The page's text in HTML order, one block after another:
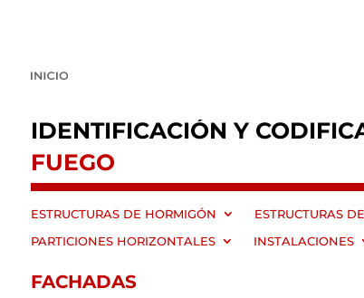
IDENTIFICACIÓN Y
FUEGO
ESTRUCTURAS DE HORMIGÓN ESTRUCTURAS
PARTICIONES HORIZONTALES
INSTALACIONES
FACHADAS